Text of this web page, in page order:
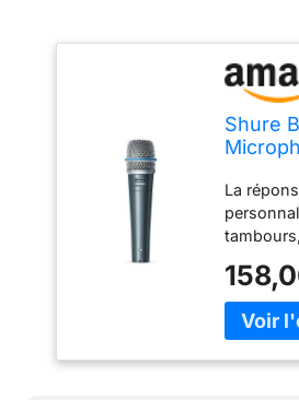
Shure
Micro-
pour
avec
La
avec un
studio
uniforme